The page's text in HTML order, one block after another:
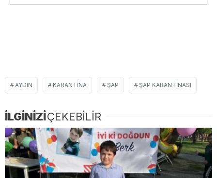
AYDIN KARANTINA ŞAP ŞAP KARANTINASI
İLGİNİZİÇEKEBİLİR